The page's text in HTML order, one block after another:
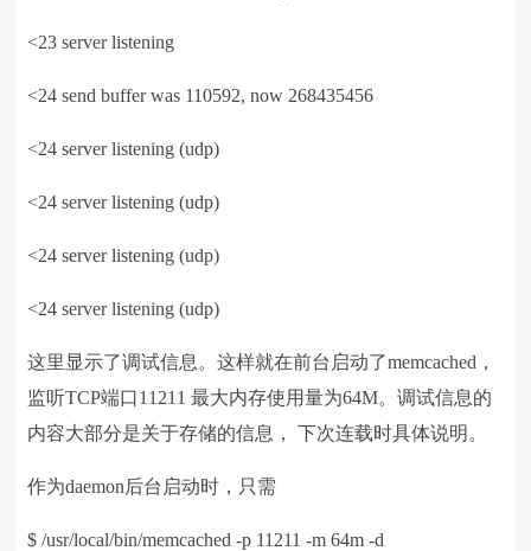
<23 server listening
<24 send buffer was 110592, now 268435456
<24 server listening (udp)
<24 server listening (udp)
<24 server listening (udp)
<24 server listening (udp)
这里显示了调试信息。这样就在前台启动了memcached，
监听TCP端口11211 最大内存使用量为64M。调试信息的
内容大部分是关于存储的信息， 下次连载时具体说明。
作为daemon后台启动时，只需
$ /usr/local/bin/memcached -p 11211 -m 64m -d